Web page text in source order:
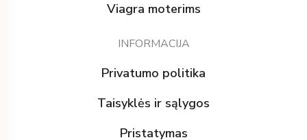
Viagra moterims
INFORMACIJA
Privatumo politika
Taisyklės ir sąlygos
Pristatymas